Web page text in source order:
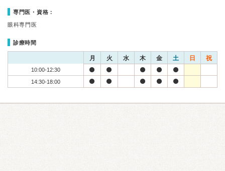
専門医・資格：
眼科専門医
診療時間
月 火 水 木 金 土 日 祝
10:00-12:30
14:30-18:00